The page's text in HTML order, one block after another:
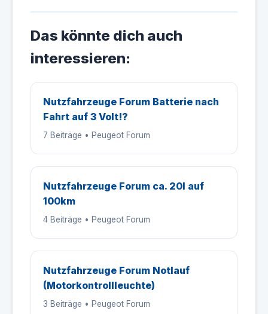
Das könnte dich auch
interessieren:
Nutzfahrzeuge Forum Batterie nach
Fahrt auf 3 Volt!?
7 Beiträge • Peugeot Forum
Nutzfahrzeuge Forum ca. 20l auf
100km
4 Beiträge • Peugeot Forum
Nutzfahrzeuge Forum Notlauf
(Motorkontrollleuchte)
3 Beiträge • Peugeot Forum